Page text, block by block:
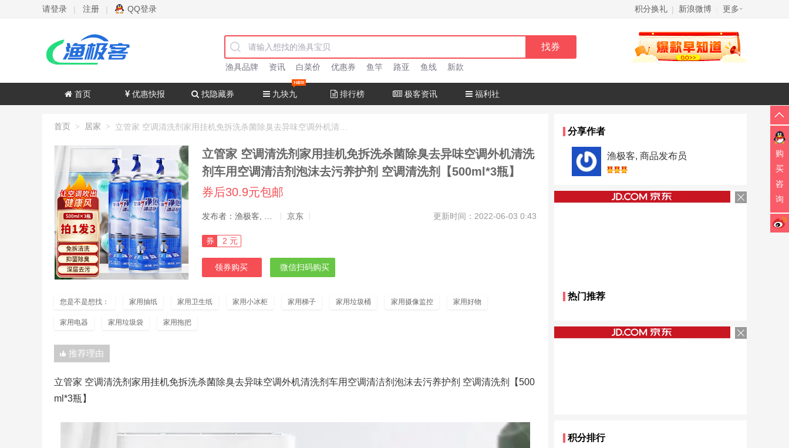
请登录 | 注册 | QQ登录 积分换礼 | 新浪微博 更多
渔具品牌 资讯 白菜价 优惠券 鱼竿 路亚 鱼线 新款
首页 优惠快报 找隐藏券 九块九 排行榜 极客资讯 福利社
首页 > 居家 >
立管家 空调清洗剂家用挂机免拆洗杀菌除臭去异味空调外机清洗
剂车用空调清洁剂泡沫去污养护剂 空调清洗剂【500ml*3瓶】
券后30.9元包邮
京东 更新时间：2022-06-03 0:43
券 2 元
领券购买 微信扫码购买
您是不是想找： 家用抽纸 家用卫生纸 家用小冰柜 家用梯子 家用垃圾桶 家用摄像监控 家用好物
家用电器 家用垃圾袋 家用拖把
推荐理由
立管家 空调清洗剂家用挂机免拆洗杀菌除臭去异味空调外机清洗剂车用空调清洁剂泡沫去污养护剂 空调清洗剂【500
ml*3瓶】
分享作者
渔极客, 商品发布员
热门推荐
积分排行
购
买
咨
询